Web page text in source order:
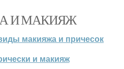
И МАКИЯЖ
макияжа и причесок
и макияж